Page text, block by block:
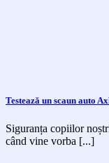
Testează un scaun auto
Siguranța copiilor
când vine vorba [...]